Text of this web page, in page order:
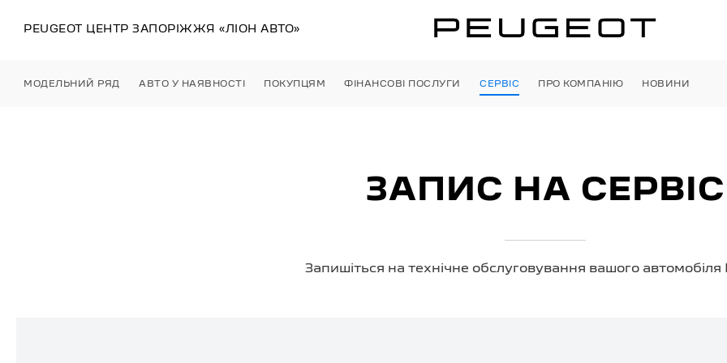
PEUGEOT ЦЕНТР ЗАПОРІЖЖЯ «ЛІОН АВТО»
МОДЕЛЬНИЙ РЯД АВТО У НАЯВНОСТІ ПОКУПЦЯМ ФІНАНСОВІ ПОСЛУГИ СЕРВІС ПРО КОМПАНІЮ НОВИНИ
ЗАПИС НА СЕРВІС
Запишіться на технічне обслуговування вашого